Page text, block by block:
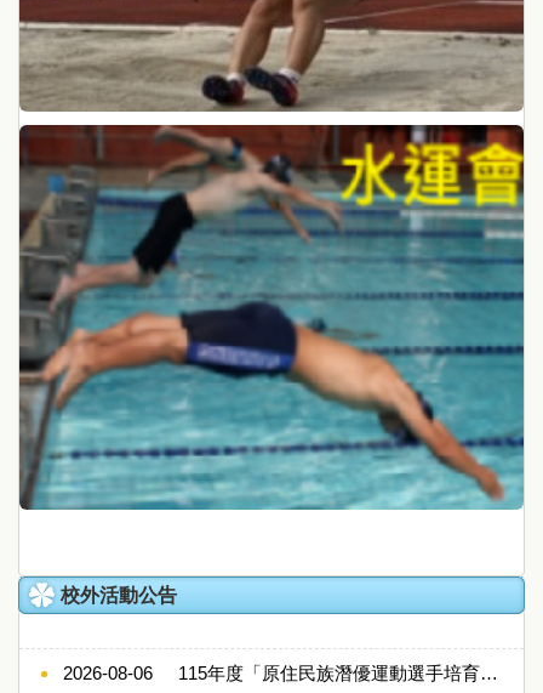
校外活動公告
2026-08-06 115年度「原住民族潛優運動選手培育計畫」